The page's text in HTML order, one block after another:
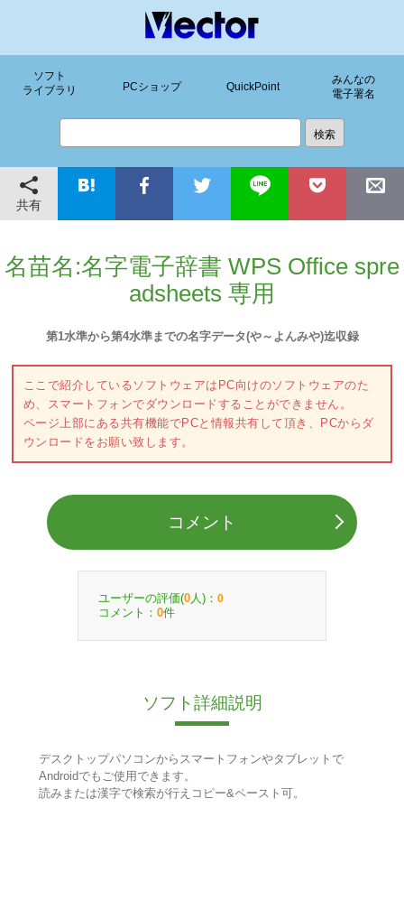
ソフト
ライブラリ
PCショップ QuickPoint
みんなの
電子署名
共有
名苗名:名字電子辞書 WPS Office spre
adsheets 専用
第1水準から第4水準までの名字データ(や～よんみや)迄収録
ここで紹介しているソフトウェアはPC向けのソフトウェアのた
め、スマートフォンでダウンロードすることができません。
ページ上部にある共有機能でPCと情報共有して頂き、PCからダ
ウンロードをお願い致します。
コメント
ユーザーの評価(0 人)： 0
コメント： 0件
ソフト詳細説明
デスクトップパソコンからスマートフォンやタブレットで
Androidでもご使用できます。
読みまたは漢字で検索が行えコピー&ペースト可。